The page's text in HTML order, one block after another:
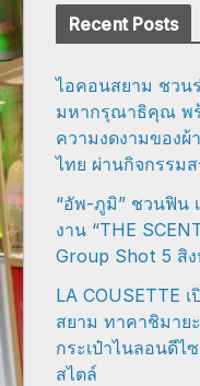
Recent Posts
ไอคอนสยาม ชวน
มหากรุณาธิคุณ พร้
ความงดงามของ
ไทย ผ่านกิจกรรม
“อัพ-ภูมิ” ชวนฟิน
งาน “THE
Group Shot 5 สิ
LA COUSETTE
สยาม ทาคาชิมา
กระเป๋าไนลอนดี
สไตล์